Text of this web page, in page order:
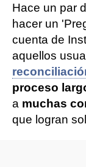
Hace un par
hacer un
cuenta de
aquellos
proceso
a muchas
que logran